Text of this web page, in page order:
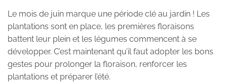
Le mois de juin marque une période clé au jardin ! Les
plantations sont en place, les premières floraisons
battent leur plein et les légumes commencent à se
développer. C’est maintenant qu’il faut adopter les bons
gestes pour prolonger la floraison, renforcer les
plantations et préparer l’été.